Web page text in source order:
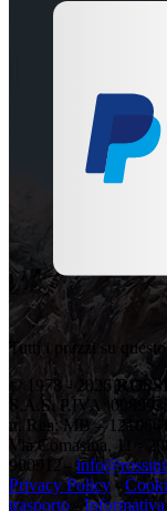
Tutti i prezzi su
© 1978 - 2026
S.A.S. P.IVA:
n. Rea: MB – 1210641
Via Comasina, 11 -
900912 -
Privacy Policy -
trasporto - Informativa